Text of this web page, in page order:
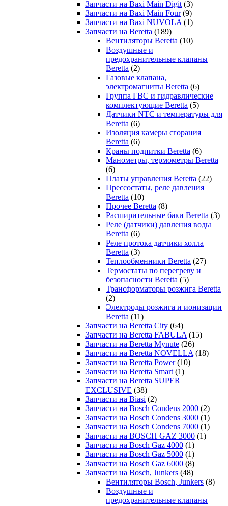
Запчасти на Baxi Main Digit (3)
Запчасти на Baxi Main Four (9)
Запчасти на Baxi NUVOLA (1)
Запчасти на Beretta (189)
Вентиляторы Beretta (10)
Воздушные и
предохранительные клапаны
Beretta (2)
Газовые клапана,
электромагниты Beretta (6)
Группа ГВС и гидравлические
комплектующие Beretta (5)
Датчики NTC и температуры для
Beretta (6)
Изоляция камеры сгорания
Beretta (6)
Краны подпитки Beretta (6)
Манометры, термометры Beretta
(6)
Платы управления Beretta (22)
Прессостаты, реле давления
Beretta (10)
Прочее Beretta (8)
Расширительные баки Beretta (3)
Реле (датчики) давления воды
Beretta (6)
Реле протока датчики холла
Beretta (3)
Теплообменники Beretta (27)
Термостаты по перегреву и
безопасности Beretta (5)
Трансформаторы розжига Beretta
(2)
Электроды розжига и ионизации
Beretta (11)
Запчасти на Beretta City (64)
Запчасти на Beretta FABULA (15)
Запчасти на Beretta Mynute (26)
Запчасти на Beretta NOVELLA (18)
Запчасти на Beretta Power (10)
Запчасти на Beretta Smart (1)
Запчасти на Beretta SUPER
EXCLUSIVE (38)
Запчасти на Biasi (2)
Запчасти на Bosch Condens 2000 (2)
Запчасти на Bosch Condens 3000 (1)
Запчасти на Bosch Condens 7000 (1)
Запчасти на BOSCH GAZ 3000 (1)
Запчасти на Bosch Gaz 4000 (1)
Запчасти на Bosch Gaz 5000 (1)
Запчасти на Bosch Gaz 6000 (8)
Запчасти на Bosch, Junkers (48)
Вентиляторы Bosch, Junkers (8)
Воздушные и
предохранительные клапаны